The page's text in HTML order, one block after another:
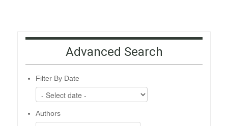
Advanced Search
Filter By Date
Authors